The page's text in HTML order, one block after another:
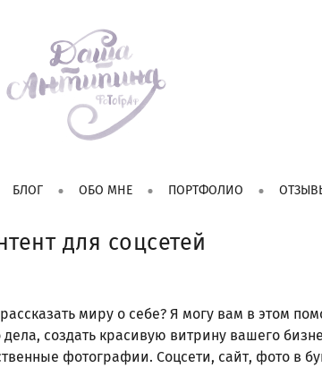
БЛОГ ОБО МНЕ ПОРТФОЛИО
для соцсетей
миру о себе? Я могу вам в этом
создать красивую витрину вашего
фотографии. Соцсети, сайт, фото в